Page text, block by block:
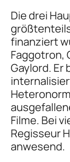
Die drei
finanziert
Faggotron,
Gaylord. Er
Filme. Bei
Regisseur
anwesend.